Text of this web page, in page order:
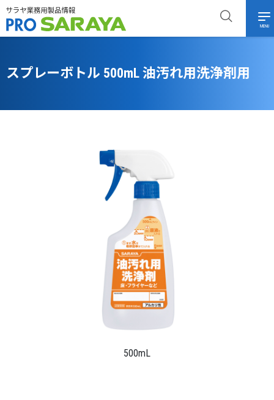
MENU
スプレーボトル 500mL 油汚れ用洗浄剤用
500mL